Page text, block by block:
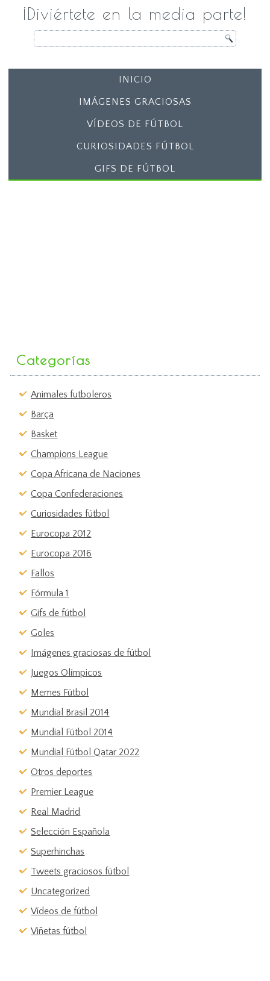
¡Diviértete en la media parte!
INICIO
IMÁGENES GRACIOSAS
VÍDEOS DE FÚTBOL
CURIOSIDADES FÚTBOL
GIFS DE FÚTBOL
Categorías
Animales futboleros
Barça
Basket
Champions League
Copa Africana de Naciones
Copa Confederaciones
Curiosidades fútbol
Eurocopa 2012
Eurocopa 2016
Fallos
Fórmula 1
Gifs de fútbol
Goles
Imágenes graciosas de fútbol
Juegos Olímpicos
Memes Fútbol
Mundial Brasil 2014
Mundial Fútbol 2014
Mundial Fútbol Qatar 2022
Otros deportes
Premier League
Real Madrid
Selección Española
Superhinchas
Tweets graciosos fútbol
Uncategorized
Vídeos de fútbol
Viñetas fútbol